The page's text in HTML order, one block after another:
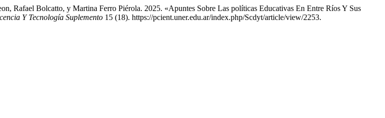
Rafael Bolcatto, y Martina Ferro Piérola. 2025. «Apuntes Sobre Las políticas Educativas En Entre Ríos Y Sus
Y Tecnología Suplemento 15 (18). https://pcient.uner.edu.ar/index.php/Scdyt/article/view/2253.